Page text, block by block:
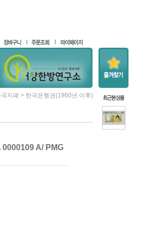
지폐 > 한국은행권(1960년 이후)
A/ PMG